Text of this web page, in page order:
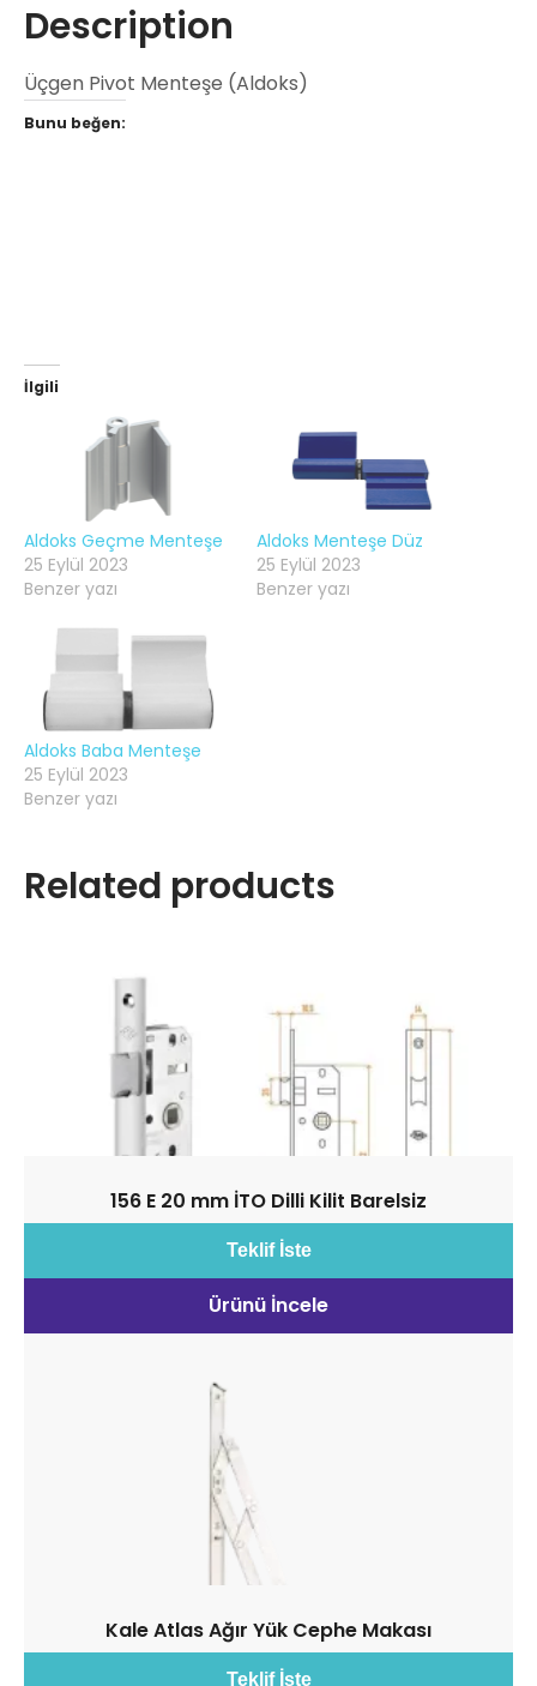
Description
Üçgen Pivot Menteşe (Aldoks)
Bunu beğen:
İlgili
Aldoks Geçme Menteşe
25 Eylül 2023
Benzer yazı
Aldoks Menteşe Düz
25 Eylül 2023
Benzer yazı
Aldoks Baba Menteşe
25 Eylül 2023
Benzer yazı
Related products
156 E 20 mm İTO Dilli Kilit Barelsiz
Teklif İste
Ürünü İncele
Kale Atlas Ağır Yük Cephe Makası
Teklif İste